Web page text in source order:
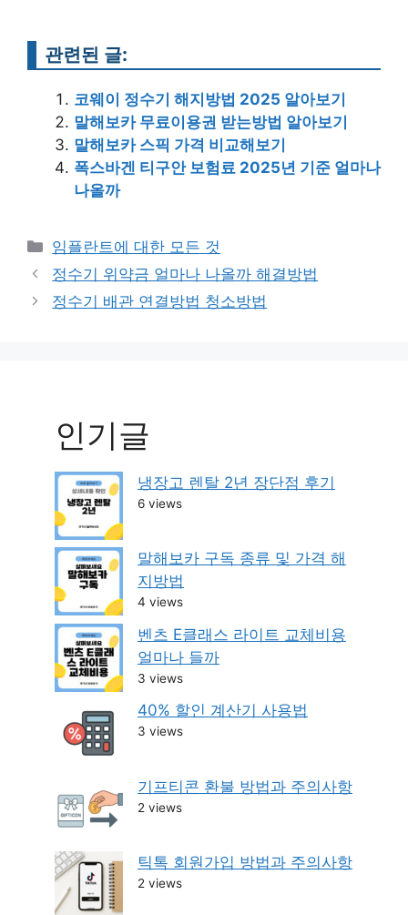
관련된 글:
코웨이 정수기 해지방법 2025 알아보기
말해보카 무료이용권 받는방법 알아보기
말해보카 스픽 가격 비교해보기
폭스바겐 티구안 보험료 2025년 기준 얼마나
나올까
Categories
임플란트에 대한 모든 것
Post
navigation
정수기 위약금 얼마나 나올까 해결방법
정수기 배관 연결방법 청소방법
인기글
냉장고 렌탈 2년 장단점 후기
6 views
말해보카 구독 종류 및 가격 해
지방법
4 views
벤츠 E클래스 라이트 교체비용
얼마나 들까
3 views
40% 할인 계산기 사용법
3 views
기프티콘 환불 방법과 주의사항
2 views
틱톡 회원가입 방법과 주의사항
2 views